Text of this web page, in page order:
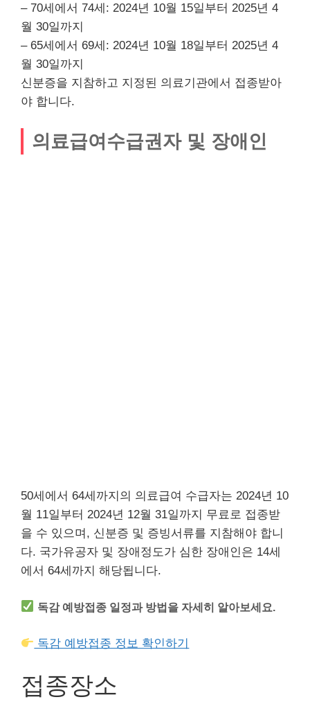
– 70세에서 74세: 2024년 10월 15일부터 2025년 4
월 30일까지
– 65세에서 69세: 2024년 10월 18일부터 2025년 4
월 30일까지
신분증을 지참하고 지정된 의료기관에서 접종받아
야 합니다.
의료급여수급권자 및 장애인
50세에서 64세까지의 의료급여 수급자는 2024년 10
월 11일부터 2024년 12월 31일까지 무료로 접종받
을 수 있으며, 신분증 및 증빙서류를 지참해야 합니
다. 국가유공자 및 장애정도가 심한 장애인은 14세
에서 64세까지 해당됩니다.
독감 예방접종 일정과 방법을 자세히 알아보세요.
독감 예방접종 정보 확인하기
접종장소